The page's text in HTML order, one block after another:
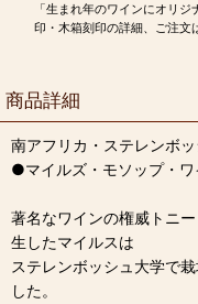
「生まれ年のワインにオリ
印・木箱刻印の詳細、ご注文
商品詳細
南アフリカ・ステレンボ
●マイルズ・モソップ・
著名なワインの権威トニ
生したマイルスは
ステレンボッシュ大学で
した。